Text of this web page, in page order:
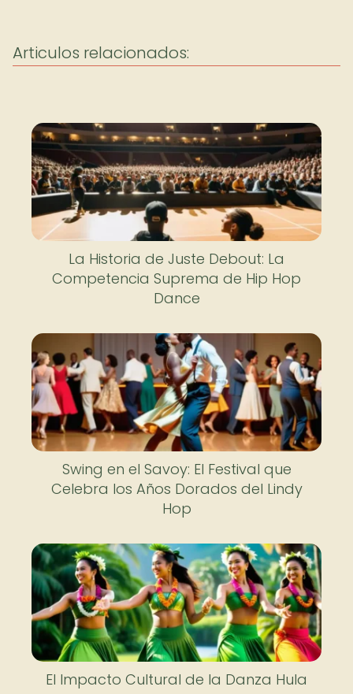
Articulos relacionados:
La Historia de Juste Debout: La
Competencia Suprema de Hip Hop
Dance
Swing en el Savoy: El Festival que
Celebra los Años Dorados del Lindy
Hop
El Impacto Cultural de la Danza Hula